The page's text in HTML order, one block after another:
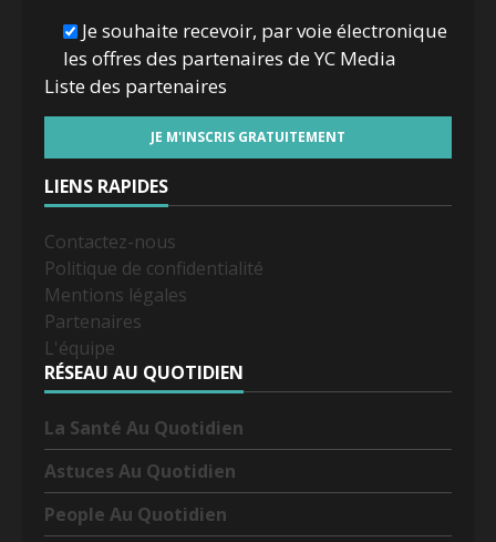
Je souhaite recevoir, par voie électronique
les offres des partenaires de YC Media
Liste des partenaires
LIENS RAPIDES
Contactez-nous
Politique de confidentialité
Mentions légales
Partenaires
L'équipe
RÉSEAU AU QUOTIDIEN
La Santé Au Quotidien
Astuces Au Quotidien
People Au Quotidien